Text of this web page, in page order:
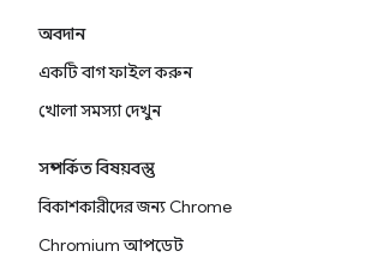
অবদান
একটি বাগ ফাইল করুন
খোলা সমস্যা দেখুন
সম্পর্কিত বিষয়বস্তু
বিকাশকারীদের জন্য Chrome
Chromium আপডেট